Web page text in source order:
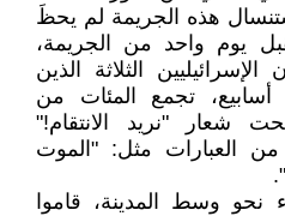
هذه الجريمة لم يحظَ
يوم واحد من الجريمة،
الثلاثة الذين
أسابيع، تجمع المئات من
شعار "نريد الانتقام!"
من العبارات مثل: "الموت
نحو وسط المدينة، قاموا